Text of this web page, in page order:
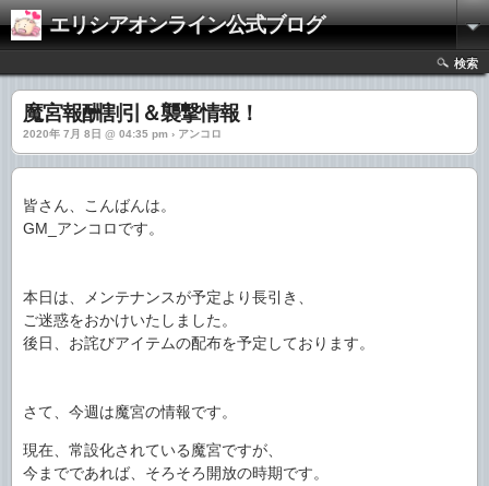
エリシアオンライン公式ブログ
検索
魔宮報酬割引＆襲撃情報！
2020年 7月 8日 @ 04:35 pm › アンコロ
皆さん、こんばんは。
GM_アンコロです。
本日は、メンテナンスが予定より長引き、
ご迷惑をおかけいたしました。
後日、お詫びアイテムの配布を予定しております。
さて、今週は魔宮の情報です。
現在、常設化されている魔宮ですが、
今までであれば、そろそろ開放の時期です。